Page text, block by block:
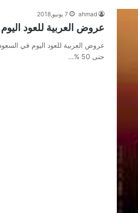
ahmad 7 يونيو,2018
عروض العربية للعود
حتى 50 %…